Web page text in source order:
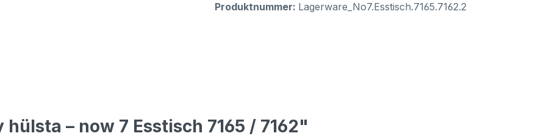
Produktnummer: Lagerware_No7.Esstisch.7165.7162.2
– now 7 Esstisch 7165 / 7162"